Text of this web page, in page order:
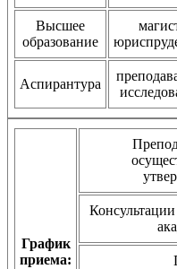
Высшее
образование
Аспирантура
График
приема: